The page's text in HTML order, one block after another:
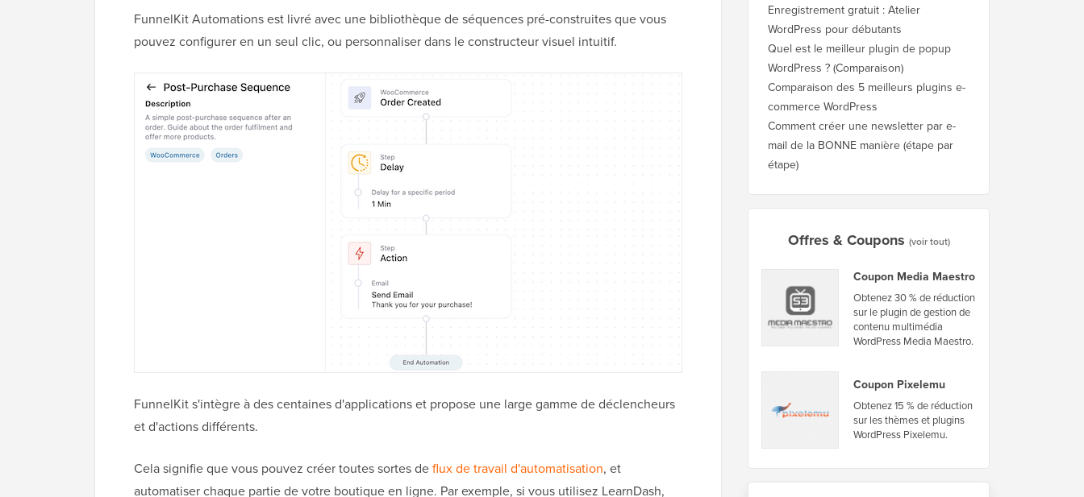
FunnelKit Automations est livré avec une bibliothèque de séquences pré-construites que vous
pouvez configurer en un seul clic, ou personnaliser dans le constructeur visuel intuitif.
FunnelKit s'intègre à des centaines d'applications et propose une large gamme de déclencheurs
et d'actions différents.
Cela signifie que vous pouvez créer toutes sortes deflux de travail d'automatisation, et
automatiser chaque partie de votre boutique en ligne. Par exemple, si vous utilisez LearnDash,
Enregistrement gratuit : Atelier
WordPress pour débutants
Quel est le meilleur plugin de popup
WordPress ? (Comparaison)
Comparaison des 5 meilleurs plugins e-
commerce WordPress
Comment créer une newsletter par e-
mail de la BONNE manière (étape par
étape)
Offres & Coupons (voir tout)
Coupon Media Maestro
Obtenez 30 % de réduction
sur le plugin de gestion de
contenu multimédia
WordPress Media Maestro.
Coupon Pixelemu
Obtenez 15 % de réduction
sur les thèmes et plugins
WordPress Pixelemu.